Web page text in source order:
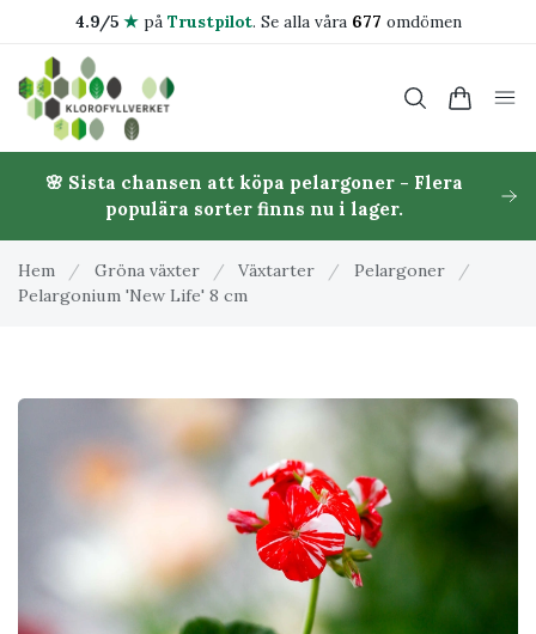
4.9/5 ★på Trustpilot. Se alla våra 677 omdömen
🌸 Sista chansen att köpa pelargoner - Flera
populära sorter finns nu i lager.
Hem / Gröna växter / Växtarter / Pelargoner
/
Pelargonium 'New Life' 8 cm